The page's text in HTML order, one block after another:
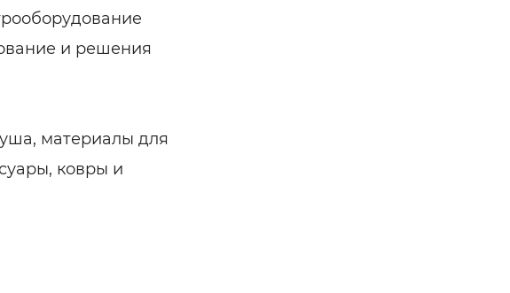
и решения
материалы для
ковры и